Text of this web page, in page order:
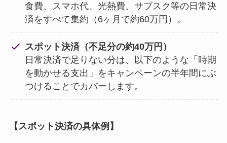
食費、スマホ代、光熱費、サブスク等の日常決
済をすべて集約（6ヶ月で約60万円）。
スポット決済（不足分の約40万円）
日常決済で足りない分は、以下のような「時期
を動かせる支出」をキャンペーンの半年間にぶ
つけることでカバーします。
【スポット決済の具体例】